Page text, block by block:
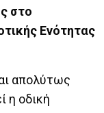
στο
Ενότητας
απολύτως
η οδική